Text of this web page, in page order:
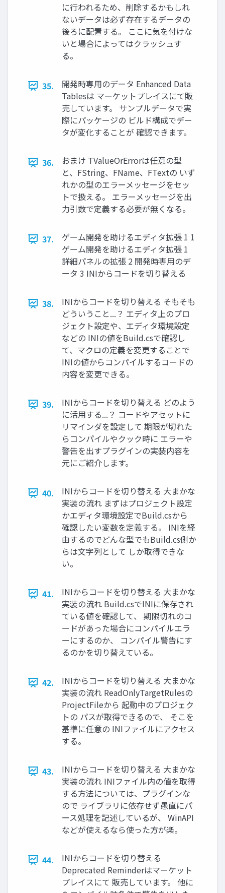
に行われるため、削除するかもしれ
ないデータは必ず存在するデータの
後ろに配置する。 ここに気を付けな
いと場合によってはクラッシュす
る。
35.
開発時専用のデータ Enhanced Data
Tablesは マーケットプレイスにて販
売しています。 サンプルデータで実
際にパッケージの ビルド構成でデー
タが変化することが 確認できます。
36.
おまけ TValueOrErrorは任意の型
と、FString、FName、FTextの いず
れかの型のエラーメッセージをセッ
トで扱える。 エラーメッセージを出
力引数で定義する必要が無くなる。
37.
ゲーム開発を助けるエディタ拡張 1 1
ゲーム開発を助けるエディタ拡張 1
詳細パネルの拡張 2 開発時専用のデ
ータ 3 INIからコードを切り替える
38.
INIからコードを切り替える そもそも
どういうこと...？ エディタ上のプロ
ジェクト設定や、エディタ環境設定
などの INIの値をBuild.csで確認し
て、マクロの定義を変更することで
INIの値からコンパイルするコードの
内容を変更できる。
39.
INIからコードを切り替える どのよう
に活用する...？ コードやアセットに
リマインダを設定して 期限が切れた
らコンパイルやクック時に エラーや
警告を出すプラグインの実装内容を
元にご紹介します。
40.
INIからコードを切り替える 大まかな
実装の流れ まずはプロジェクト設定
かエディタ環境設定でBuild.csから
確認したい変数を定義する。 INIを経
由するのでどんな型でもBuild.cs側か
らは文字列として しか取得できな
い。
41.
INIからコードを切り替える 大まかな
実装の流れ Build.csでINIに保存され
ている値を確認して、 期限切れのコ
ードがあった場合にコンパイルエラ
ーにするのか、 コンパイル警告にす
るのかを切り替えている。
42.
INIからコードを切り替える 大まかな
実装の流れ ReadOnlyTargetRulesの
ProjectFileから 起動中のプロジェク
トの パスが取得できるので、 そこを
基準に任意の INIファイルにアクセス
する。
43.
INIからコードを切り替える 大まかな
実装の流れ INIファイル内の値を取得
する方法については、プラグインな
ので ライブラリに依存せず愚直にパ
ース処理を記述しているが、 WinAPI
などが使えるなら使った方が楽。
44.
INIからコードを切り替える
Deprecated Reminderはマーケット
プレイスにて 販売しています。 他に